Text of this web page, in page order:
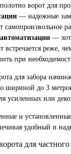
ворот для
— надежные
самопроизвольное
—
встречается реже,
при
для забора
шириной до 3
усиленных или
и
удобный и
для